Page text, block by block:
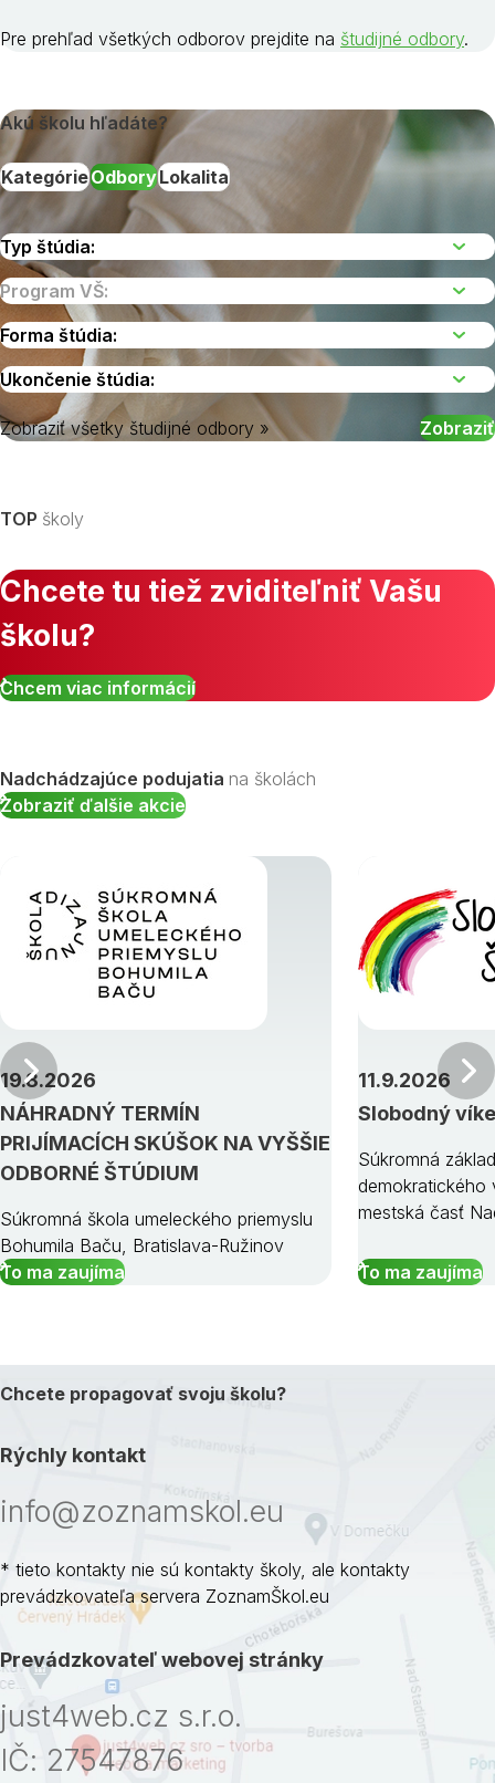
Pre prehľad všetkých odborov prejdite na študijné odbory.
Akú školu hľadáte?
KategórieOdboryLokalita
Zobraziť všetky študijné odbory »
TOP školy
Chcete tu tiež zviditeľniť Vašu
školu?
Chcem viac informácií
Nadchádzajúce podujatia na školách
Zobraziť ďalšie akcie
NÁHRADNÝ TERMÍN
PRIJÍMACÍCH SKÚŠOK NA VYŠŠIE
ODBORNÉ ŠTÚDIUM
19.8.2026
Súkromná škola umeleckého priemyslu
Bohumila Baču, Bratislava-Ružinov
To ma zaujíma
Slobodný
11.9.2026
Súkromná
demokratického
mestská časť
To ma zaujíma
Predchádzajúci
Chcete propagovať svoju školu?
Rýchly kontakt
info@zoznamskol.eu
* tieto kontakty nie sú kontakty školy, ale kontakty
prevádzkovateľa servera ZoznamŠkol.eu
Prevádzkovateľ webovej stránky
just4web.cz s.r.o.
IČ: 27547876